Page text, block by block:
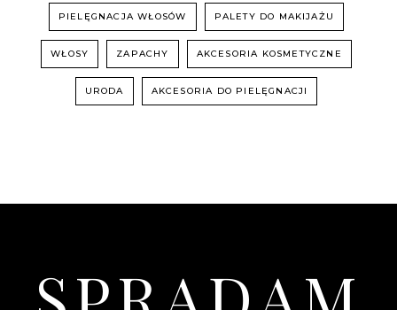
PIELĘGNACJA WŁOSÓW PALETY DO MAKIJAŻU
WŁOSY ZAPACHY AKCESORIA KOSMETYCZNE
URODA AKCESORIA DO PIELĘGNACJI